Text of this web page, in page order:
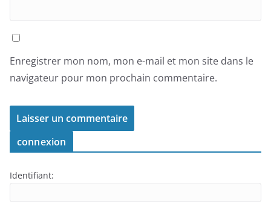
Enregistrer mon nom, mon e-mail et mon site dans le
navigateur pour mon prochain commentaire.
connexion
Identifiant: